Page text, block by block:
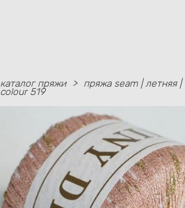
каталог пряжи > пряжа seam | летняя |
colour 519